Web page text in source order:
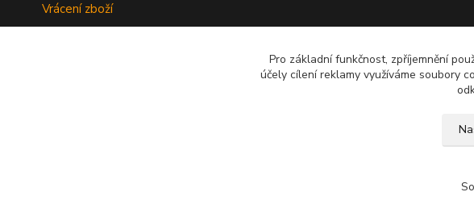
Vrácení zboží
Pro základní funkčnost, zpříjemnění
účely cílení reklamy využíváme soubory